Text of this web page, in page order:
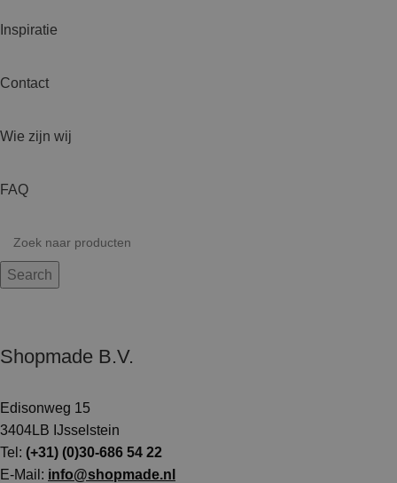
Inspiratie
Contact
Wie zijn wij
FAQ
Search
Shopmade B.V.
Edisonweg 15
3404LB IJsselstein
Tel: (+31) (0)30-686 54 22
E-Mail: info@shopmade.nl